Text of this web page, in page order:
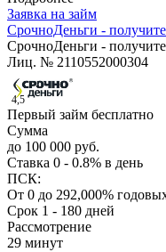
Заявка на займ
СрочноДеньги -
СрочноДеньги -
Лиц. № 2110552000304
4,5
Первый займ бесплатно
Сумма
до 100 000 руб.
Ставка 0 - 0.8% в день
ПСК:
От 0 до 292,000%
Срок 1 - 180 дней
Рассмотрение
29 минут